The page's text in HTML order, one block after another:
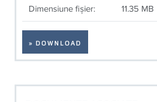
Dimensiune fişier: 11.35 MB
» DOWNLOAD